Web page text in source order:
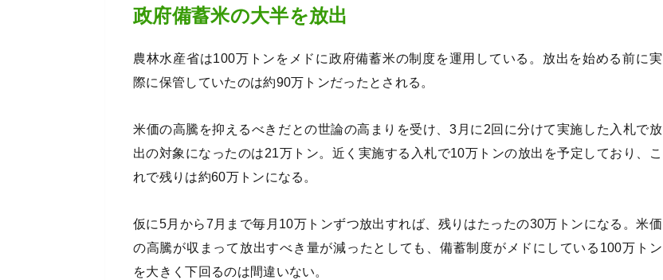
政府備蓄米の大半を放出
農林水産省は100万トンをメドに政府備蓄米の制度を運用している。放出を始める前に実
際に保管していたのは約90万トンだったとされる。
米価の高騰を抑えるべきだとの世論の高まりを受け、3月に2回に分けて実施した入札で放
出の対象になったのは21万トン。近く実施する入札で10万トンの放出を予定しており、こ
れで残りは約60万トンになる。
仮に5月から7月まで毎月10万トンずつ放出すれば、残りはたったの30万トンになる。米価
の高騰が収まって放出すべき量が減ったとしても、備蓄制度がメドにしている100万トン
を大きく下回るのは間違いない。